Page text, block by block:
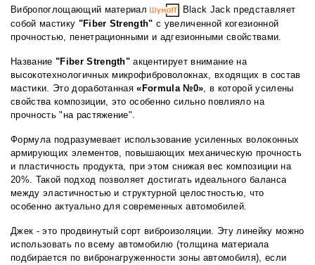
Вибропоглощающий материал
Black Jack представляет
собой мастику "Fiber Strength" с увеличенной когезионной
прочностью, пенетрационными и адгезионными свойствами.
Название "Fiber Strength"акцентирует внимание на
высокотехнологичных микрофиброволокнах, входящих в состав
мастики. Это доработанная«Formula №0», в которой усилены
свойства композиции, это особенно сильно повлияло на
прочность "на растяжение".
Формула подразумевает использование усиленных волоконных
армирующих элементов, повышающих механическую прочность
и пластичность продукта, при этом снижая вес композиции на
20%. Такой подход позволяет достигать идеального баланса
между эластичностью и структурной целостностью, что
особенно актуально для современных автомобилей.
Джек - это продвинутый сорт виброизоляции. Эту линейку можно
использовать по всему автомобилю (толщина материала
подбирается по вибронагруженности зоны автомобиля), если